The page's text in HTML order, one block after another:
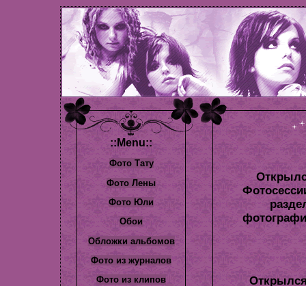
::Menu::
Фото Тату
Фото Лены
Фото Юли
Обои
Обложки альбомов
Фото из журналов
Фото из клипов